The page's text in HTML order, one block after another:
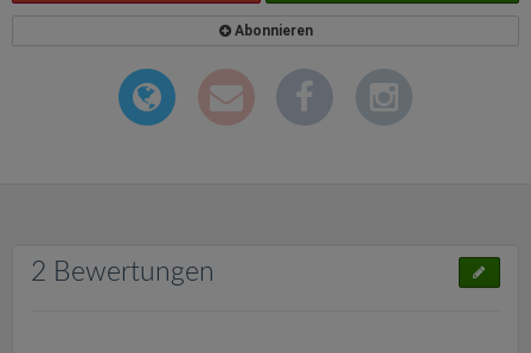
Abonnieren
2 Bewertungen